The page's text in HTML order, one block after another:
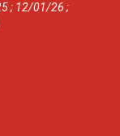
; 12/01/26 ;